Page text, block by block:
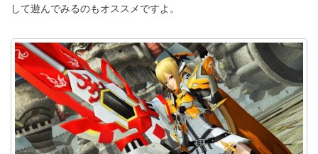
して遊んでみるのもオススメですよ。